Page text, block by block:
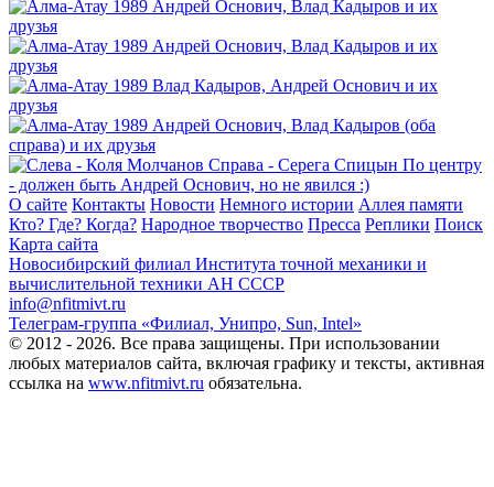
О сайте Контакты Новости Немного истории Аллея памяти
Кто? Где? Когда? Народное творчество Пресса Реплики Поиск
Карта сайта
Новосибирский филиал Института точной механики и
вычислительной техники АН СССР
info@nfitmivt.ru
Телеграм-группа «Филиал, Унипро, Sun, Intel»
© 2012 - 2026. Все права защищены. При использовании
любых материалов сайта, включая графику и тексты, активная
ссылка на www.nfitmivt.ru обязательна.